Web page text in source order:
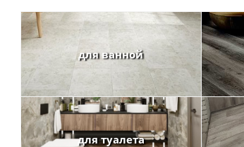
для ванной
для туалета